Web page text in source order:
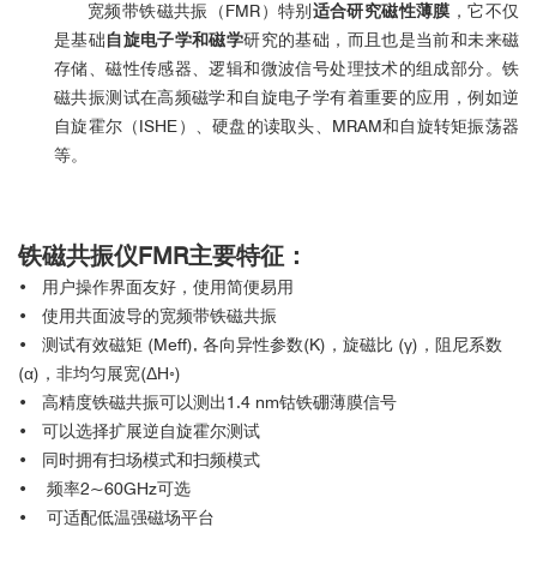
宽频带铁磁共振（FMR）特别 适合研究磁性薄膜 ，它不仅
是基础自旋电子学和磁学研究的基础，而且也是当前和未来磁
存储、磁性传感器、逻辑和微波信号处理技术的组成部分。铁
磁共振测试在高频磁学和自旋电子学有着重要的应用，例如逆
自旋霍尔（ISHE）、硬盘的读取头、MRAM和自旋转矩振荡器
等。
铁磁共振仪FMR主要特征：
• 用户操作界面友好，使用简便易用
• 使用共面波导的宽频带铁磁共振
• 测试有效磁矩 (Meff), 各向异性参数(K)，旋磁比 (γ)，阻尼系数
(α)，非均匀展宽(ΔH◦)
• 高精度铁磁共振可以测出1.4 nm钴铁硼薄膜信号
• 可以选择扩展逆自旋霍尔测试
• 同时拥有扫场模式和扫频模式
• 频率2~60GHz可选
• 可适配低温强磁场平台